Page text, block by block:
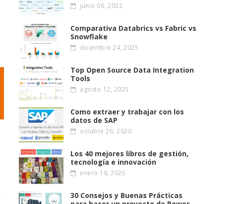
junio 06, 2022
Comparativa Databrics vs Fabric vs
Snowflake
diciembre 24, 2025
Top Open Source Data Integration
Tools
agosto 12, 2025
Como extraer y trabajar con los
datos de SAP
octubre 26, 2020
Los 40 mejores libros de gestión,
tecnología e innovación
enero 19, 2025
30 Consejos y Buenas Prácticas